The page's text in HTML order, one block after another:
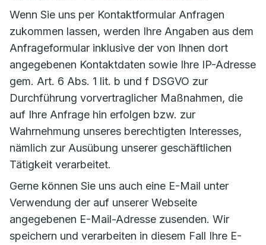
Wenn Sie uns per Kontaktformular Anfragen
zukommen lassen, werden Ihre Angaben aus dem
Anfrageformular inklusive der von Ihnen dort
angegebenen Kontaktdaten sowie Ihre IP-Adresse
gem. Art. 6 Abs. 1 lit. b und f DSGVO zur
Durchführung vorvertraglicher Maßnahmen, die
auf Ihre Anfrage hin erfolgen bzw. zur
Wahrnehmung unseres berechtigten Interesses,
nämlich zur Ausübung unserer geschäftlichen
Tätigkeit verarbeitet.
Gerne können Sie uns auch eine E-Mail unter
Verwendung der auf unserer Webseite
angegebenen E-Mail-Adresse zusenden. Wir
speichern und verarbeiten in diesem Fall Ihre E-